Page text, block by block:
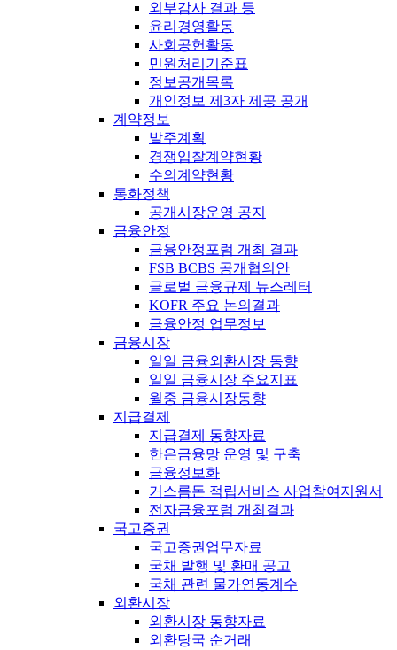
외부감사 결과 등
윤리경영활동
사회공헌활동
민원처리기준표
정보공개목록
개인정보 제3자 제공 공개
계약정보
발주계획
경쟁입찰계약현황
수의계약현황
통화정책
공개시장운영 공지
금융안정
금융안정포럼 개최 결과
FSB BCBS 공개협의안
글로벌 금융규제 뉴스레터
KOFR 주요 논의결과
금융안정 업무정보
금융시장
일일 금융외환시장 동향
일일 금융시장 주요지표
월중 금융시장동향
지급결제
지급결제 동향자료
한은금융망 운영 및 구축
금융정보화
거스름돈 적립서비스 사업참여지원서
전자금융포럼 개최결과
국고증권
국고증권업무자료
국채 발행 및 환매 공고
국채 관련 물가연동계수
외환시장
외환시장 동향자료
외환당국 순거래